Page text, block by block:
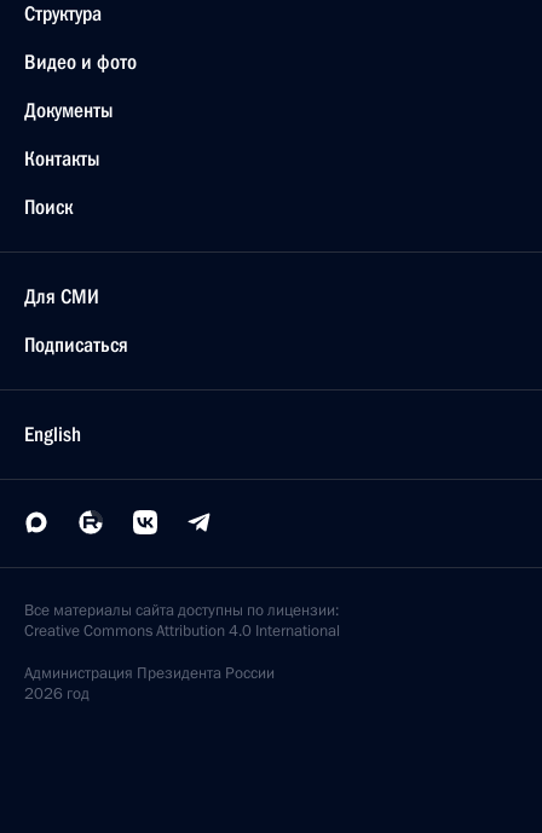
Структура
Видео и фото
Документы
Контакты
Поиск
Для СМИ
Подписаться
English
Все материалы сайта доступны по лицензии:
Creative Commons Attribution 4.0 International
Администрация Президента России
2026 год